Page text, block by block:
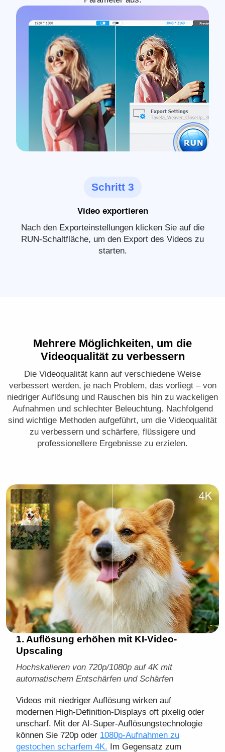
Schritt 3
Video exportieren
Nach den Exporteinstellungen klicken Sie auf die
RUN-Schaltfläche, um den Export des Videos zu
starten.
Mehrere Möglichkeiten, um die
Videoqualität zu verbessern
Die Videoqualität kann auf verschiedene Weise
verbessert werden, je nach Problem, das vorliegt – von
niedriger Auflösung und Rauschen bis hin zu wackeligen
Aufnahmen und schlechter Beleuchtung. Nachfolgend
sind wichtige Methoden aufgeführt, um die Videoqualität
zu verbessern und schärfere, flüssigere und
professionellere Ergebnisse zu erzielen.
1. Auflösung erhöhen mit KI-Video-
Upscaling
Hochskalieren von 720p/1080p auf 4K mit
automatischem Entschärfen und Schärfen
Videos mit niedriger Auflösung wirken auf
modernen High-Definition-Displays oft pixelig oder
unscharf. Mit der AI-Super-Auflösungstechnologie
können Sie 720p oder 1080p-Aufnahmen zu
gestochen scharfem 4K. Im Gegensatz zum